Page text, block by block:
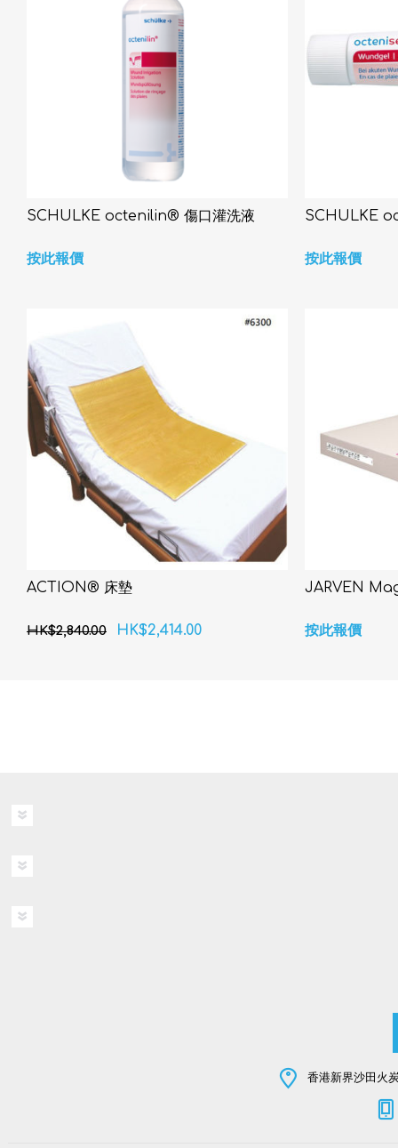
SCHÜLKE octenilin® 傷口灌洗液
按此報價
SCHÜLKE
按此報價
ACTION® 床墊
HK$2,840.00 HK$2,414.00
JARVEN
按此報價
香港新界沙田火